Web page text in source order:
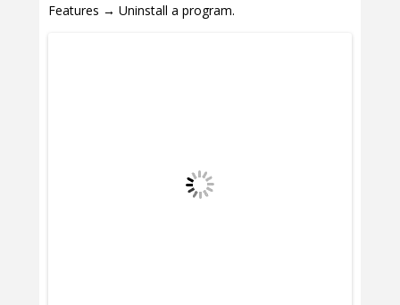
Features → Uninstall a program.